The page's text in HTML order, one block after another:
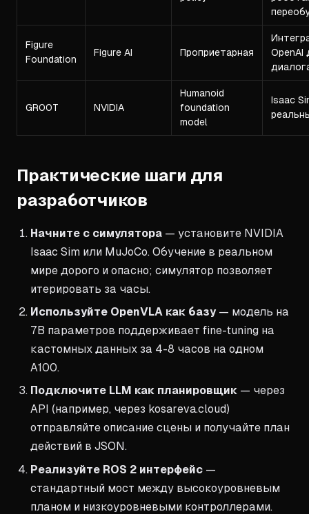
Figure
Foundation
Figure AI Проприетарная
OpenAI
GR00T NVIDIA
Humanoid
foundation
model
Isaac
Практические шаги для
разработчиков
Начните с симулятора — установите NVIDIA
Isaac Sim или MuJoCo. Обучение в реальном
мире дорого и опасно; симулятор позволяет
итерировать за часы.
Используйте OpenVLA как базу— модель на
7B параметров поддерживает fine-tuning на
кастомных данных за 4-8 часов на одном
A100.
Подключите LLM как планировщик — через
API (например, через kosareva.cloud)
отправляйте описание сцены и получайте план
действий в JSON.
Реализуйте ROS 2 интерфейс —
стандартный мост между высокоуровневым
планом и низкоуровневыми контроллерами.